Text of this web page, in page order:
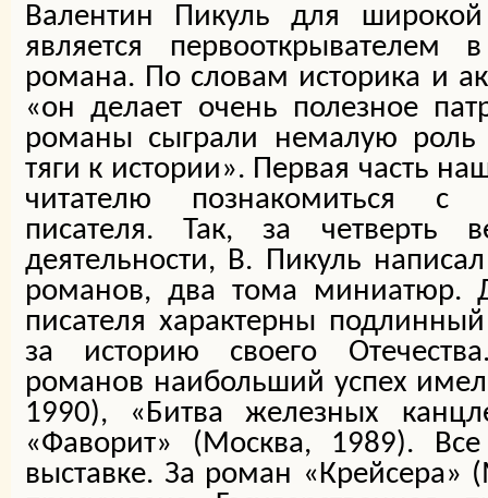
Валентин Пикуль для широкой
является первооткрывателем
романа. По словам историка и
«он делает очень полезное
романы сыграли немалую
тяги к истории». Первая часть
читателю познакомиться с
писателя. Так, за четверть
деятельности, В. Пикуль
романов, два тома миниатюр.
писателя характерны
за историю своего
романов наибольший успех
1990), «Битва железных
«Фаворит» (Москва, 1989).
выставке. За роман «Крейсера»